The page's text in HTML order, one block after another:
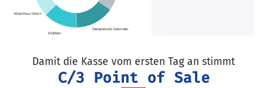
Damit die Kasse vom ersten Tag an stimmt
C/3 Point of Sale